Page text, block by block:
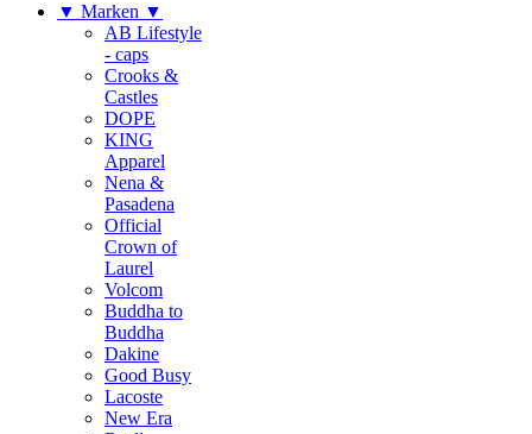
▼ Marken ▼
AB Lifestyle
- caps
Crooks &
Castles
DOPE
KING
Apparel
Nena &
Pasadena
Official
Crown of
Laurel
Volcom
Buddha to
Buddha
Dakine
Good Busy
Lacoste
New Era